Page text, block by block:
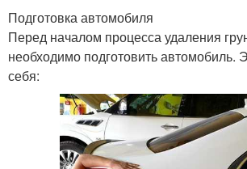
Подготовка автомобиля
Перед началом процесса удаления
необходимо подготовить автомобиль.
себя: